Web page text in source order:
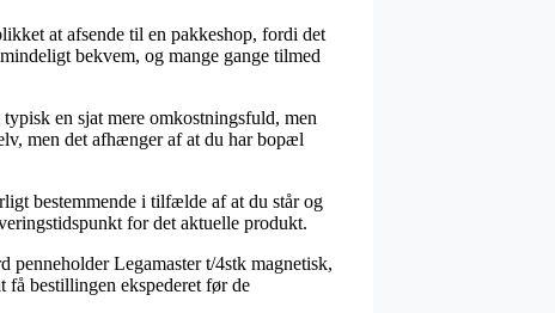
at afsende til en pakkeshop, fordi det
bekvem, og mange gange tilmed
en sjat mere omkostningsfuld, men
men det afhænger af at du har bopæl
bestemmende i tilfælde af at du står og
for det aktuelle produkt.
Legamaster t/4stk magnetisk,
få bestillingen ekspederet før de